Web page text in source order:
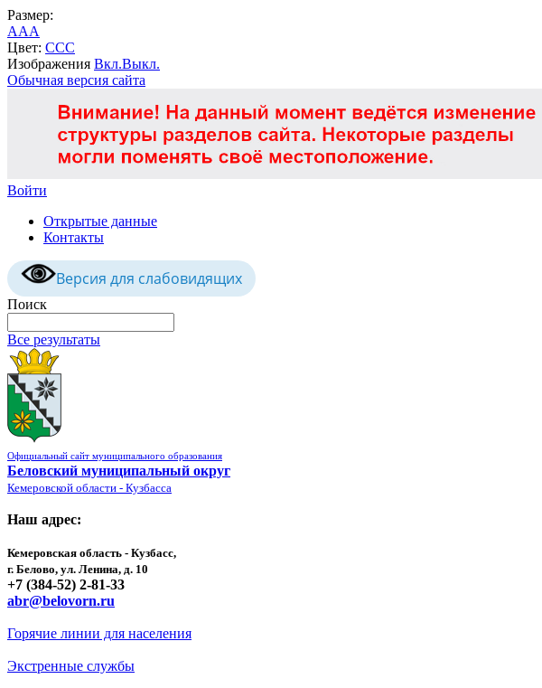
Размер:
AAA
Цвет: CCC
Изображения Вкл.Выкл.
Обычная версия сайта
Войти
Открытые данные
Контакты
Версия для слабовидящих
Поиск
Все результаты
Официальный сайт муниципального образования
Беловский муниципальный округ
Кемеровской области - Кузбасса
Наш адрес:
Кемеровская область - Кузбасс,
г. Белово, ул. Ленина, д. 10
+7 (384-52) 2-81-33
abr@belovorn.ru
Горячие линии для населения
Экстренные службы